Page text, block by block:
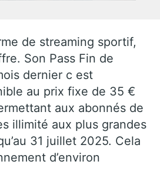
de streaming sportif,
Son Pass Fin de
dernier c est
au prix fixe de 35 €
aux abonnés de
illimité aux plus grandes
31 juillet 2025. Cela
d’environ